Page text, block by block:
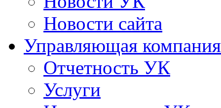
Новости сайта
Управляющая компания
Отчетность УК
Услуги